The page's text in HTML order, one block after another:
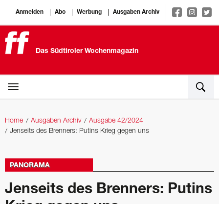
Anmelden Abo Werbung Ausgaben Archiv
Das Südtiroler Wochenmagazin
Home Ausgaben Archiv
Ausgabe 42/2024
Jenseits des Brenners: Putins Krieg gegen uns
PANORAMA
Jenseits des Brenners: Putins